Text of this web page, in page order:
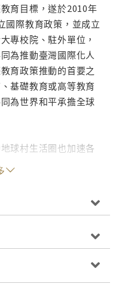
育目標，遂於2010年
國際教育政策，並成立
專校院、駐外單位，
為推動臺灣國際化人
育政策推動的首要之
基礎教育或高等教育
為世界和平承擔全球
球村生活圈也加速各
書有鑑於此，乃邀約
上或實務上對國際教
襄盛舉。